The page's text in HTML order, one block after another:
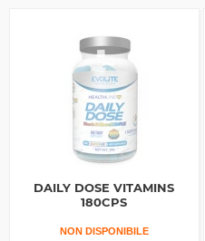
DAILY DOSE VITAMINS
180CPS
NON DISPONIBILE